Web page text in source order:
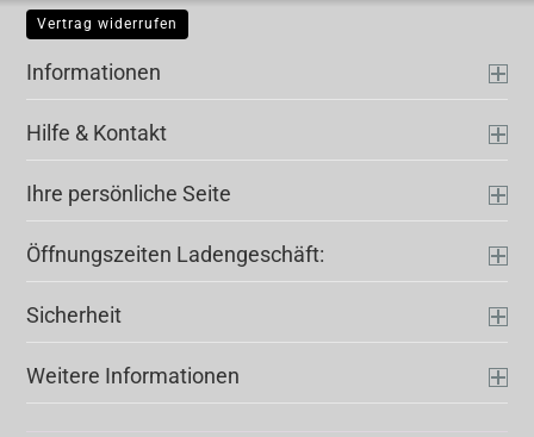
Vertrag widerrufen
Informationen
Hilfe & Kontakt
Ihre persönliche Seite
Öffnungszeiten Ladengeschäft:
Sicherheit
Weitere Informationen